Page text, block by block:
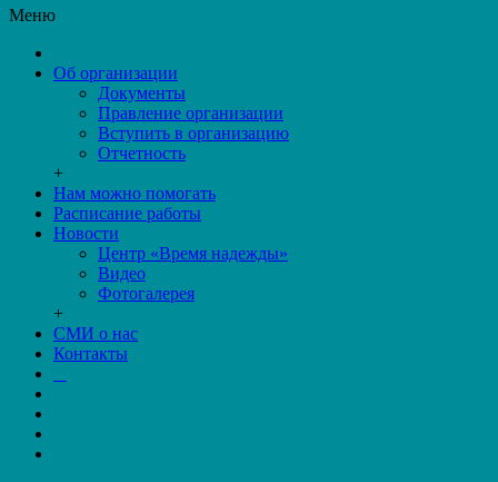
Меню
Об организации
Документы
Правление организации
Вступить в организацию
Отчетность
+
Нам можно помогать
Расписание работы
Новости
Центр «Время надежды»
Видео
Фотогалерея
+
СМИ о нас
Контакты